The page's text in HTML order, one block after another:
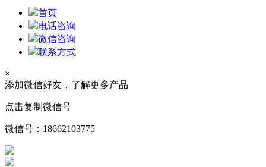
首页
电话咨询
微信咨询
联系方式
×
添加微信好友，了解更多产品
点击复制微信号
微信号： 18662103775